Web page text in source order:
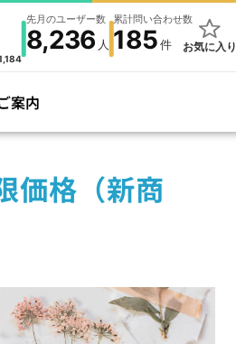
先月のユーザー数
8,236 人
累計問い合わせ数
185件 お気に入り
案内
価格（新商